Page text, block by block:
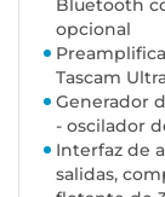
Bluetooth
opcional
Tascam
Generador
- oscilador
Interfaz de
salidas,